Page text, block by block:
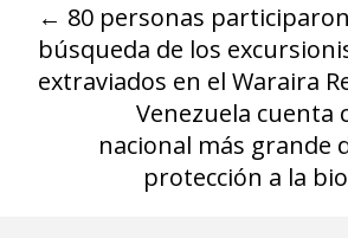
← 80 personas
búsqueda de los
extraviados en el Waraira
Venezuela cuenta
nacional más grande
protección a la